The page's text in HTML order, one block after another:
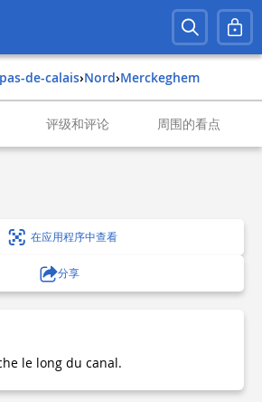
de-calais› nord› merckeghem
评级和评论 周围的看点
在应用程序中查看
分享
le long du canal.